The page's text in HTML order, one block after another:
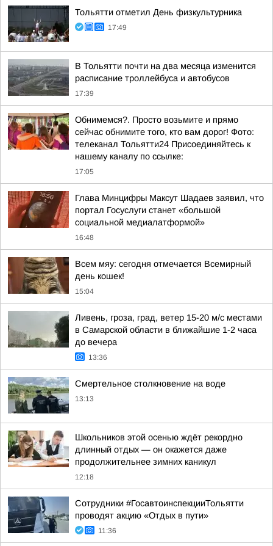
Тольятти отметил День физкультурника
17:49
В Тольятти почти на два месяца изменится
расписание троллейбуса и автобусов
17:39
Обнимемся?. Просто возьмите и прямо
сейчас обнимите того, кто вам дорог! Фото:
телеканал Тольятти24 Присоединяйтесь к
нашему каналу по ссылке:
17:05
Глава Минцифры Максут Шадаев заявил, что
портал Госуслуги станет «большой
социальной медиалатформой»
16:48
Всем мяу: сегодня отмечается Всемирный
день кошек!
15:04
Ливень, гроза, град, ветер 15-20 м/с местами
в Самарской области в ближайшие 1-2 часа
до вечера
13:36
Смертельное столкновение на воде
13:13
Школьников этой осенью ждёт рекордно
длинный отдых — он окажется даже
продолжительнее зимних каникул
12:18
Сотрудники #ГосавтоинспекцииТольятти
проводят акцию «Отдых в пути»
11:36